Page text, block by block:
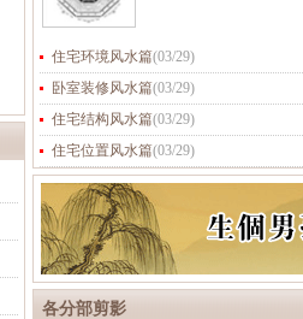
住宅环境风水篇(03/29)
卧室装修风水篇(03/29)
住宅结构风水篇(03/29)
住宅位置风水篇(03/29)
各分部剪影